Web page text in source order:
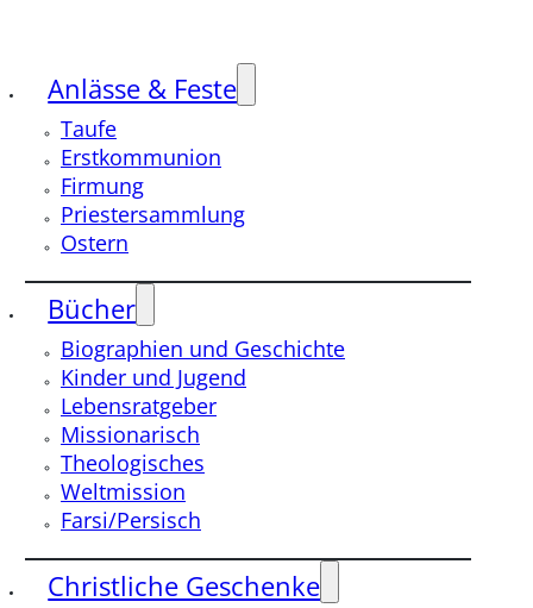
Anlässe & Feste
Taufe
Erstkommunion
Firmung
Priestersammlung
Ostern
Bücher
Biographien und Geschichte
Kinder und Jugend
Lebensratgeber
Missionarisch
Theologisches
Weltmission
Farsi/Persisch
Christliche Geschenke